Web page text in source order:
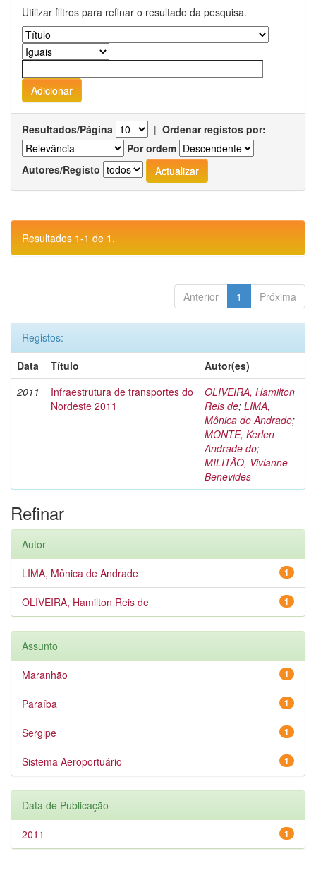
Utilizar filtros para refinar o resultado da pesquisa.
Resultados/Página | Ordenar registos por:
Por ordem
Autores/Registo
Resultados 1-1 de 1.
Anterior 1 Próxima
Registos:
Data
Título
Autor(es)
2011
Infraestrutura de transportes do
Nordeste 2011
OLIVEIRA, Hamilton
Reis de; LIMA,
Mônica de Andrade;
MONTE, Kerlen
Andrade do;
MILITÃO, Vivianne
Benevides
Refinar
Autor
1
LIMA, Mônica de Andrade
1
OLIVEIRA, Hamilton Reis de
Assunto
1
Maranhão
1
Paraíba
1
Sergipe
1
Sistema Aeroportuário
Data de Publicação
1
2011